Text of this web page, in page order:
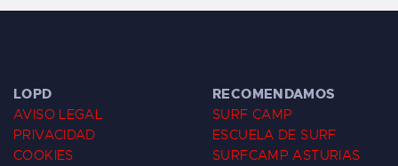
LOPD
AVISO LEGAL
PRIVACIDAD
COOKIES
RECOMENDAMOS
SURF CAMP
ESCUELA DE SURF
SURFCAMP ASTURIAS